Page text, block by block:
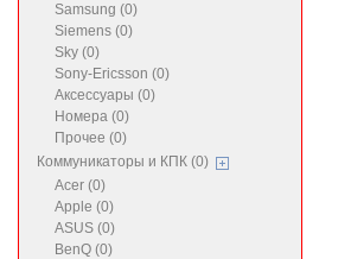
Samsung (0)
Siemens (0)
Sky (0)
Sony-Ericsson (0)
Аксессуары (0)
Номера (0)
Прочее (0)
Коммуникаторы и КПК (0)
Acer (0)
Apple (0)
ASUS (0)
BenQ (0)